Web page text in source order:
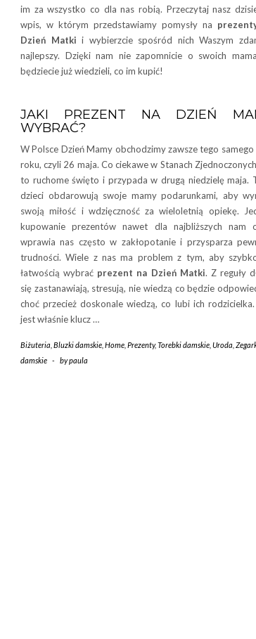
im za wszystko co dla nas robią. Przeczytaj nasz
wpis, w którym przedstawiamy pomysły na
Dzień Matki i wybierzcie spośród nich Waszym
najlepszy. Dzięki nam nie zapomnicie o swoich
będziecie już wiedzieli, co im kupić!
JAKI PREZENT NA DZIEŃ
WYBRAĆ?
W Polsce Dzień Mamy obchodzimy zawsze tego samego
roku, czyli 26 maja. Co ciekawe w Stanach
to ruchome święto i przypada w drugą niedzielę maja.
dzieci obdarowują swoje mamy podarunkami, aby
swoją miłość i wdzięczność za wieloletnią opiekę.
kupowanie prezentów nawet dla najbliższych nam
wprawia nas często w zakłopotanie i przysparza
trudności. Wiele z nas ma problem z tym, aby
łatwością wybrać prezent na Dzień Matki. Z reguły
się zastanawiają, stresują, nie wiedzą co będzie
choć przecież doskonale wiedzą, co lubi ich
jest właśnie klucz …
Biżuteria Bluzki damskie Home Prezenty,Torebki damskie Uroda
damskie - bypaula